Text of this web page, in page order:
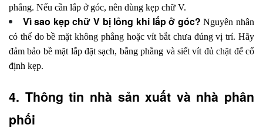
phẳng. Nếu cần lắp ở góc, nên dùng kẹp chữ V.
Vì sao kẹp chữ V bị lỏng khi lắp ở góc?Nguyên nhân
có thể do bề mặt không phẳng hoặc vít bắt chưa đúng vị trí. Hãy
đảm bảo bề mặt lắp đặt sạch, bằng phẳng và siết vít đủ chặt để cố
định kẹp.
4. Thông tin nhà sản xuất và nhà phân
phối